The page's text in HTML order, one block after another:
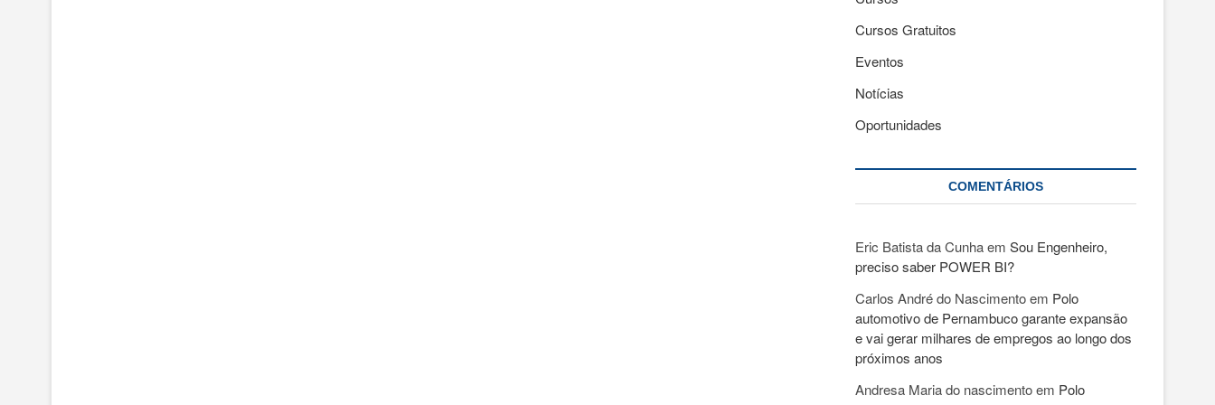
Cursos Gratuitos
Eventos
Notícias
Oportunidades
COMENTÁRIOS
Eric Batista da Cunhaem Sou Engenheiro,
preciso saber POWER BI?
Carlos André do Nascimentoem Polo
automotivo de Pernambuco garante expansão
e vai gerar milhares de empregos ao longo dos
próximos anos
Andresa Maria do nascimentoem Polo